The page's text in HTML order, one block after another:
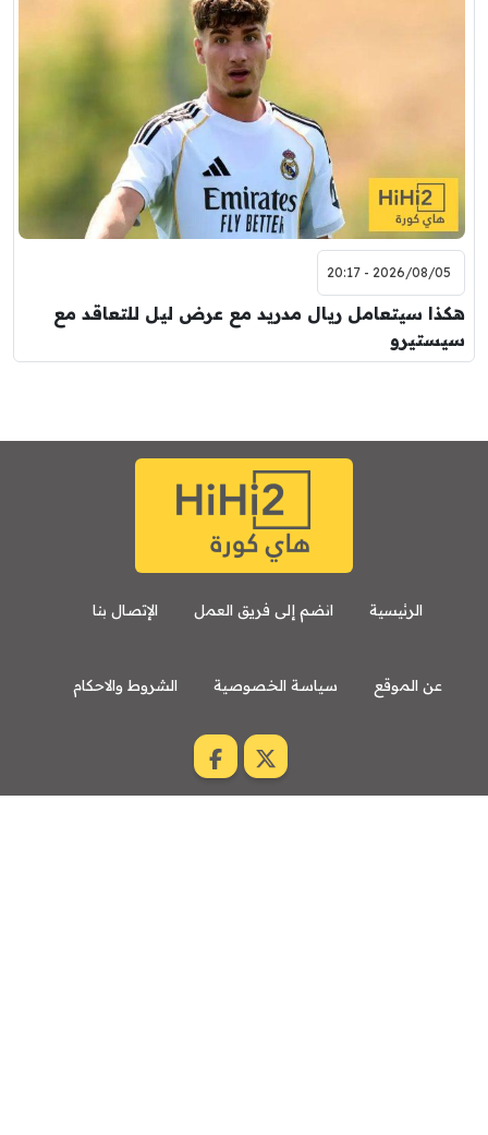
2026/08/05 - 20:17
هكذا سيتعامل ريال مدريد مع عرض ليل للتعاقد مع
سيستيرو
الرئيسية انضم إلى فريق العمل الإتصال بنا
عن الموقع سياسة الخصوصية الشروط والاحكام